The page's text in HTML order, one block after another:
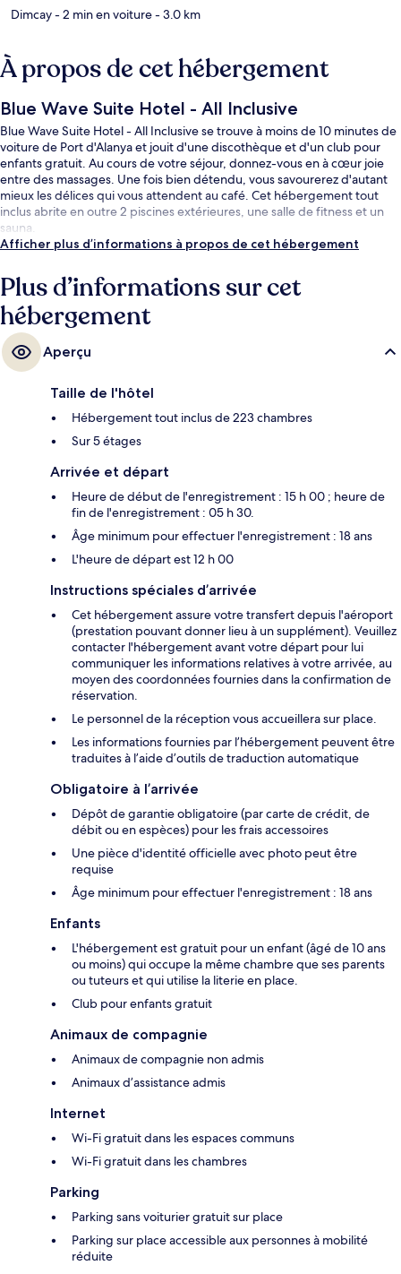
Dimcay- 2 min en voiture- 3.0 km
À propos de cet hébergement
Blue Wave Suite Hotel - All Inclusive
Blue Wave Suite Hotel - All Inclusive se trouve à moins de 10 minutes de
voiture de Port d'Alanya et jouit d'une discothèque et d'un club pour
enfants gratuit. Au cours de votre séjour, donnez-vous en à cœur joie
entre des massages. Une fois bien détendu, vous savourerez d'autant
mieux les délices qui vous attendent au café. Cet hébergement tout
inclus abrite en outre 2 piscines extérieures, une salle de fitness et un
sauna.
Afficher plus d’informations à propos de cet hébergement
Plus d’informations sur cet
hébergement
Aperçu
Taille de l'hôtel
Hébergement tout inclus de 223 chambres
Sur 5 étages
Arrivée et départ
Heure de début de l'enregistrement : 15 h 00 ; heure de
fin de l'enregistrement : 05 h 30.
Âge minimum pour effectuer l'enregistrement : 18 ans
L'heure de départ est 12 h 00
Instructions spéciales d’arrivée
Cet hébergement assure votre transfert depuis l'aéroport
(prestation pouvant donner lieu à un supplément). Veuillez
contacter l'hébergement avant votre départ pour lui
communiquer les informations relatives à votre arrivée, au
moyen des coordonnées fournies dans la confirmation de
réservation.
Le personnel de la réception vous accueillera sur place.
Les informations fournies par l’hébergement peuvent être
traduites à l’aide d’outils de traduction automatique
Obligatoire à l’arrivée
Dépôt de garantie obligatoire (par carte de crédit, de
débit ou en espèces) pour les frais accessoires
Une pièce d'identité officielle avec photo peut être
requise
Âge minimum pour effectuer l'enregistrement : 18 ans
Enfants
L'hébergement est gratuit pour un enfant (âgé de 10 ans
ou moins) qui occupe la même chambre que ses parents
ou tuteurs et qui utilise la literie en place.
Club pour enfants gratuit
Animaux de compagnie
Animaux de compagnie non admis
Animaux d’assistance admis
Internet
Wi-Fi gratuit dans les espaces communs
Wi-Fi gratuit dans les chambres
Parking
Parking sans voiturier gratuit sur place
Parking sur place accessible aux personnes à mobilité
réduite